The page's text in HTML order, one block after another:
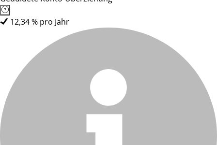
12,34 % pro Jahr